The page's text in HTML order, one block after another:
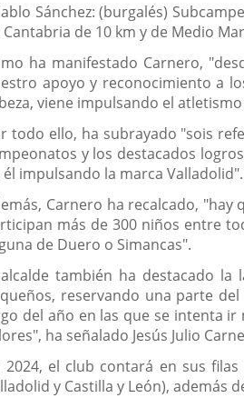
Sánchez: (burgalés)
Cantabria de 10 km y de Medio
ha manifestado Carnero,
apoyo y reconocimiento a
viene impulsando el
todo ello, ha subrayado "sois
y los destacados
él impulsando la marca Valladolid".
Carnero ha recalcado,
más de 300 niños entre
de Duero o Simancas".
también ha destacado la
reservando una parte
del año en las que se intenta
ha señalado Jesús Julio
2024, el club contará en sus
y Castilla y León), además